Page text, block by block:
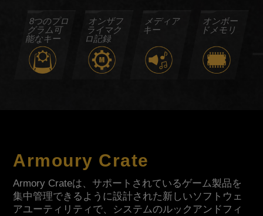
8つのプロ
グラム可
能なキー
オンザフ
ライマク
ロ記録
メディア
キー
オンボー
ドメモリ
Armoury Crate
Armory Crateは、サポートされているゲーム製品を
集中管理できるように設計された新しいソフトウェ
アユーティリティで、システムのルックアンドフィ